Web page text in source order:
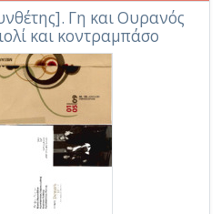
Γη και Ουρανός
και κοντραμπάσο